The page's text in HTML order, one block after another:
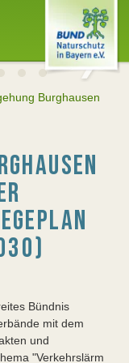
Burghausen
Bündnis
mit dem
und
"Verkehrslärm